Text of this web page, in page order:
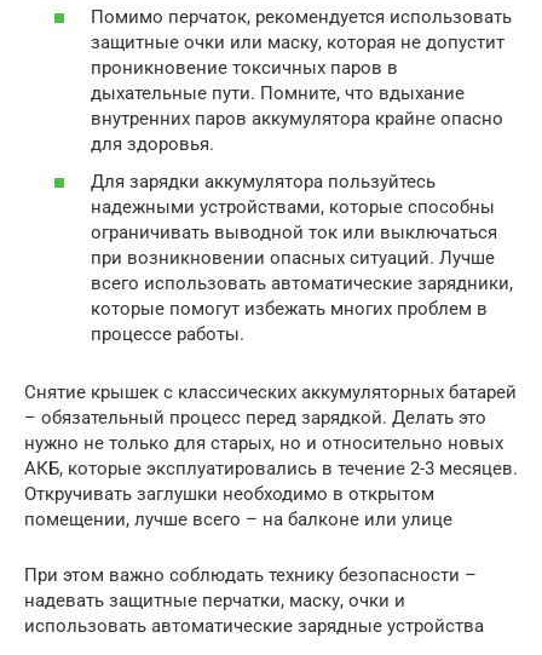
Помимо перчаток, рекомендуется использовать
защитные очки или маску, которая не допустит
проникновение токсичных паров в
дыхательные пути. Помните, что вдыхание
внутренних паров аккумулятора крайне опасно
для здоровья.
Для зарядки аккумулятора пользуйтесь
надежными устройствами, которые способны
ограничивать выводной ток или выключаться
при возникновении опасных ситуаций. Лучше
всего использовать автоматические зарядники,
которые помогут избежать многих проблем в
процессе работы.
Снятие крышек с классических аккумуляторных батарей
– обязательный процесс перед зарядкой. Делать это
нужно не только для старых, но и относительно новых
АКБ, которые эксплуатировались в течение 2-3 месяцев.
Откручивать заглушки необходимо в открытом
помещении, лучше всего – на балконе или улице
При этом важно соблюдать технику безопасности –
надевать защитные перчатки, маску, очки и
использовать автоматические зарядные устройства